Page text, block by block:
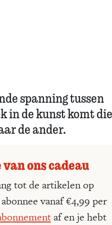
spanning tussen
in de kunst komt
de ander.
ons cadeau
tot de artikelen op
vanaf €4,99 per
af en je hebt